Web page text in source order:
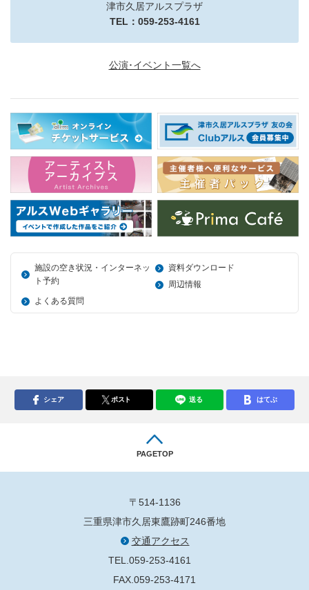
津市久居アルスプラザ
TEL：059-253-4161
公演･イベント一覧へ
施設の空き状況・インターネッ
ト予約
資料ダウンロード
周辺情報
よくある質問
シェア ポスト 送る はてぶ
PAGETOP
〒514-1136
三重県津市久居東鷹跡町246番地
交通アクセス
TEL.059-253-4161
FAX.059-253-4171